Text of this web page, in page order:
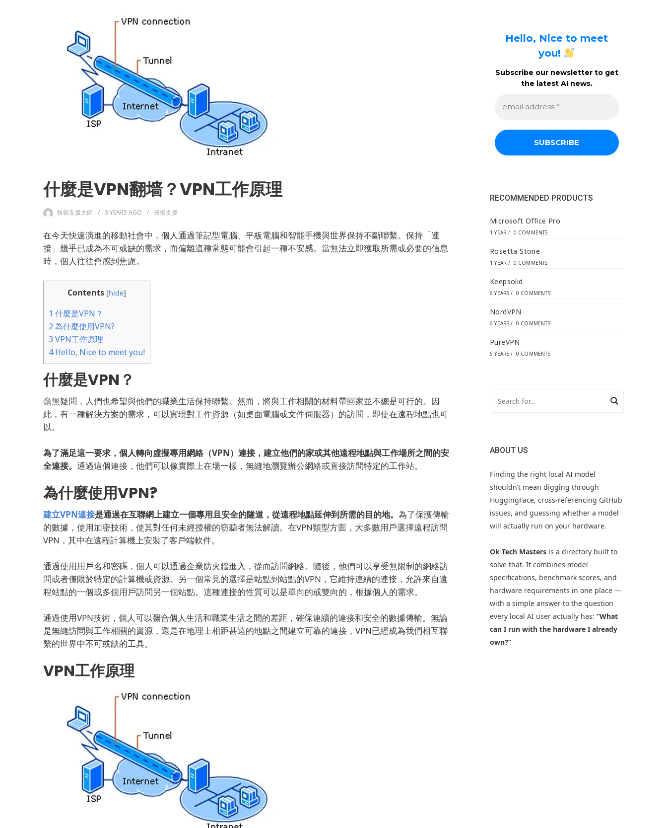
什麼是VPN翻墙？VPN工作原理
技術支援大師 3 YEARS AGO 技術支援
在今天快速演進的移動社會中，個人通過筆記型電腦、平板電腦和智能手機與世界保持不斷聯繫。保持「連
接」幾乎已成為不可或缺的需求，而偏離這種常態可能會引起一種不安感。當無法立即獲取所需或必要的信息
時，個人往往會感到焦慮。
Contents [hide]
1 什麼是VPN？
2為什麼使用VPN?
3 VPN工作原理
4Hello, Nice to meet you!
什麼是VPN？
毫無疑問，人們也希望與他們的職業生活保持聯繫。然而，將與工作相關的材料帶回家並不總是可行的。因
此，有一種解決方案的需求，可以實現對工作資源（如桌面電腦或文件伺服器）的訪問，即使在遠程地點也可
以。
為了滿足這一要求，個人轉向虛擬專用網絡（VPN）連接，建立他們的家或其他遠程地點與工作場所之間的安
全連接。 通過這個連接，他們可以像實際上在場一樣，無縫地瀏覽辦公網絡或直接訪問特定的工作站。
為什麼使用VPN?
建立VPN連接是通過在互聯網上建立一個專用且安全的隧道，從遠程地點延伸到所需的目的地。 為了保護傳輸
的數據，使用加密技術，使其對任何未經授權的窃聽者無法解讀。在VPN類型方面，大多數用戶選擇遠程訪問
VPN，其中在遠程計算機上安裝了客戶端軟件。
通過使用用戶名和密碼，個人可以通過企業防火牆進入，從而訪問網絡。隨後，他們可以享受無限制的網絡訪
問或者僅限於特定的計算機或資源。另一個常見的選擇是站點到站點的VPN，它維持連續的連接，允許來自遠
程站點的一個或多個用戶訪問另一個站點。這種連接的性質可以是單向的或雙向的，根據個人的需求。
通過使用VPN技術，個人可以彌合個人生活和職業生活之間的差距，確保連續的連接和安全的數據傳輸。無論
是無縫訪問與工作相關的資源，還是在地理上相距甚遠的地點之間建立可靠的連接，VPN已經成為我們相互聯
繫的世界中不可或缺的工具。
VPN工作原理
Hello, Nice to meet
you!
Subscribe our newsletter to get
the latest AI news.
a
d
s
RECOMMENDED PRODUCTS
Microsoft Office Pro
1 YEAR / 0 COMMENTS
Rosetta Stone
1 YEAR / 0 COMMENTS
Keepsolid
6 YEARS / 0 COMMENTS
NordVPN
6 YEARS / 0 COMMENTS
PureVPN
6 YEARS / 0 COMMENTS
ABOUT US
Finding the right local AI model
shouldn’t mean digging through
HuggingFace, cross-referencing GitHub
issues, and guessing whether a model
will actually run on your hardware.
Ok Tech Mastersis a directory built to
solve that. It combines model
specifications, benchmark scores, and
hardware requirements in one place —
with a simple answer to the question
every local AI user actually has: “What
can I run with the hardware I already
own?”